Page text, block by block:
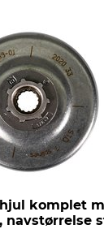
komplet
navstørrelse